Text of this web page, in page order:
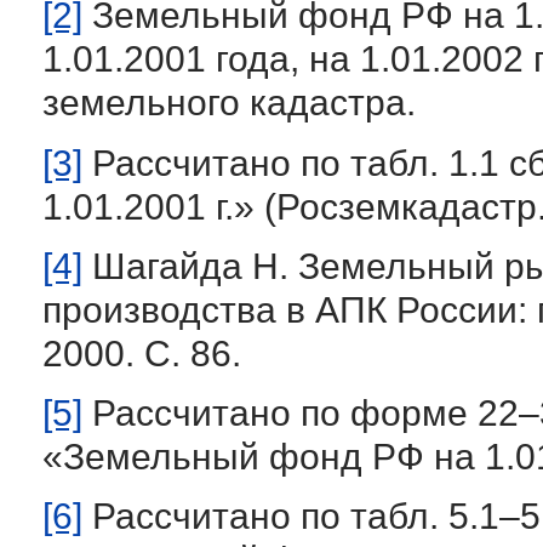
[2] Земельный фонд РФ на
1.01.2001 года, на
земельного кадастра.
[3] Рассчитано по табл. 1.1
1.01.2001 г.»
[4] Шагайда Н. Земельный
производства в АПК
2000. С. 86.
[5] Рассчитано по форме
«Земельный фонд РФ на
[6] Рассчитано по табл.